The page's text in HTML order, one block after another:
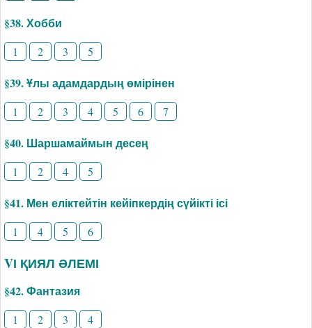
§38. Хобби
1 2 3 5
§39. Ұлы адамдардың өмірінен
1 2 3 4 5 6 7
§40. Шаршамаймын десең
1 2 4 5
§41. Мен еліктейтін кейіпкердің сүйікті ісі
1 4 5 6
VІ ҚИЯЛ ӘЛЕМІ
§42. Фантазия
1 2 3 4